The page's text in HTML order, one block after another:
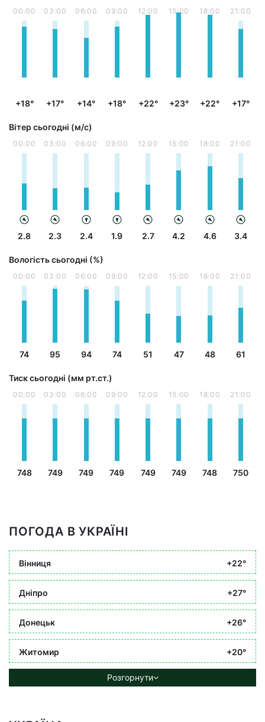
00:00
+18°
03:00
+17°
06:00
+14°
09:00
+18°
12:00
+22°
15:00
+23°
18:00
+22°
21:00
+17°
Вітер сьогодні (м/с)
00:00
2.8
03:00
2.3
06:00
2.4
09:00
1.9
12:00
2.7
15:00
4.2
18:00
4.6
21:00
3.4
Вологість сьогодні (%)
00:00
74
03:00
95
06:00
94
09:00
74
12:00
51
15:00
47
18:00
48
21:00
61
Тиск сьогодні (мм рт.ст.)
00:00
748
03:00
749
06:00
749
09:00
749
12:00
749
15:00
749
18:00
748
21:00
750
ПОГОДА В УКРАЇНІ
Вінниця +22°
Дніпро +27°
Донецьк +26°
Житомир +20°
Розгорнути